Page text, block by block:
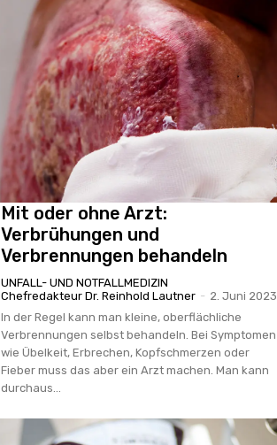
Mit oder ohne Arzt:
Verbrühungen und
Verbrennungen behandeln
UNFALL- UND NOTFALLMEDIZIN
Chefredakteur Dr. Reinhold Lautner - 2. Juni 2023
In der Regel kann man kleine, oberflächliche
Verbrennungen selbst behandeln. Bei Symptomen
wie Übelkeit, Erbrechen, Kopfschmerzen oder
Fieber muss das aber ein Arzt machen. Man kann
durchaus...